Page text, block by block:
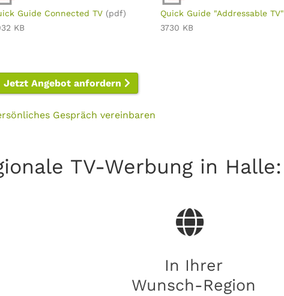
Guide Connected TV (pdf)
KB
Quick Guide "Addressable TV"
3730 KB
Jetzt Angebot anfordern
Gespräch vereinbaren
TV-Werbung in Halle:
In Ihrer
Wunsch-Region